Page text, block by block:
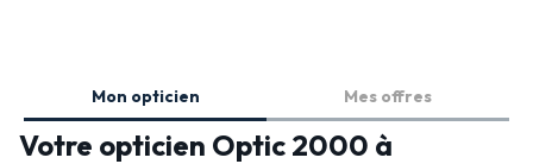
Mon opticien Mes offres
Votre opticien Optic 2000 à